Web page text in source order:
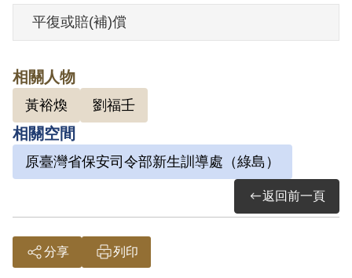
請，2001年7月經第2屆第10次臨時董事會
審核通過予以補償。補償理由為原判決認
自白為唯一依據，此外無其他具體佐證，
故認本案非有實據。
2018年10月經促轉會公告撤銷判決處分。
平復或賠(補)償
相關人物
黃裕煥 劉福壬
相關空間
原臺灣省保安司令部新生訓導處（綠島）
返回前一頁
分享 列印